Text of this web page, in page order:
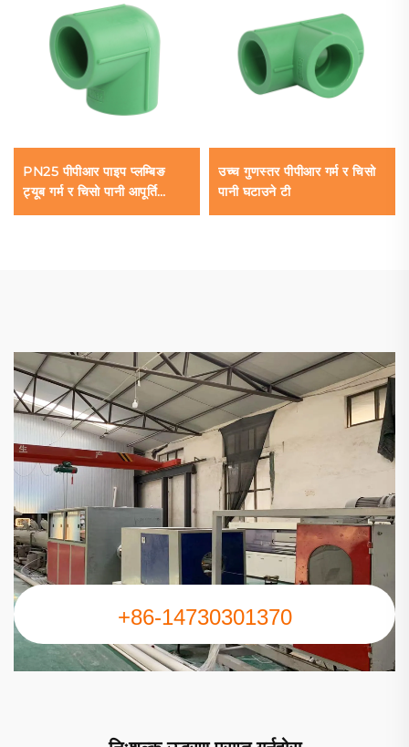
PN25 पीपीआर पाइप प्लम्बिङ
ट्यूब गर्म र चिसो पानी आपूर्ति
पीपीआर पाइप
उच्च गुणस्तर पीपीआर गर्म र चिसो
पानी घटाउने टी
+86-14730301370